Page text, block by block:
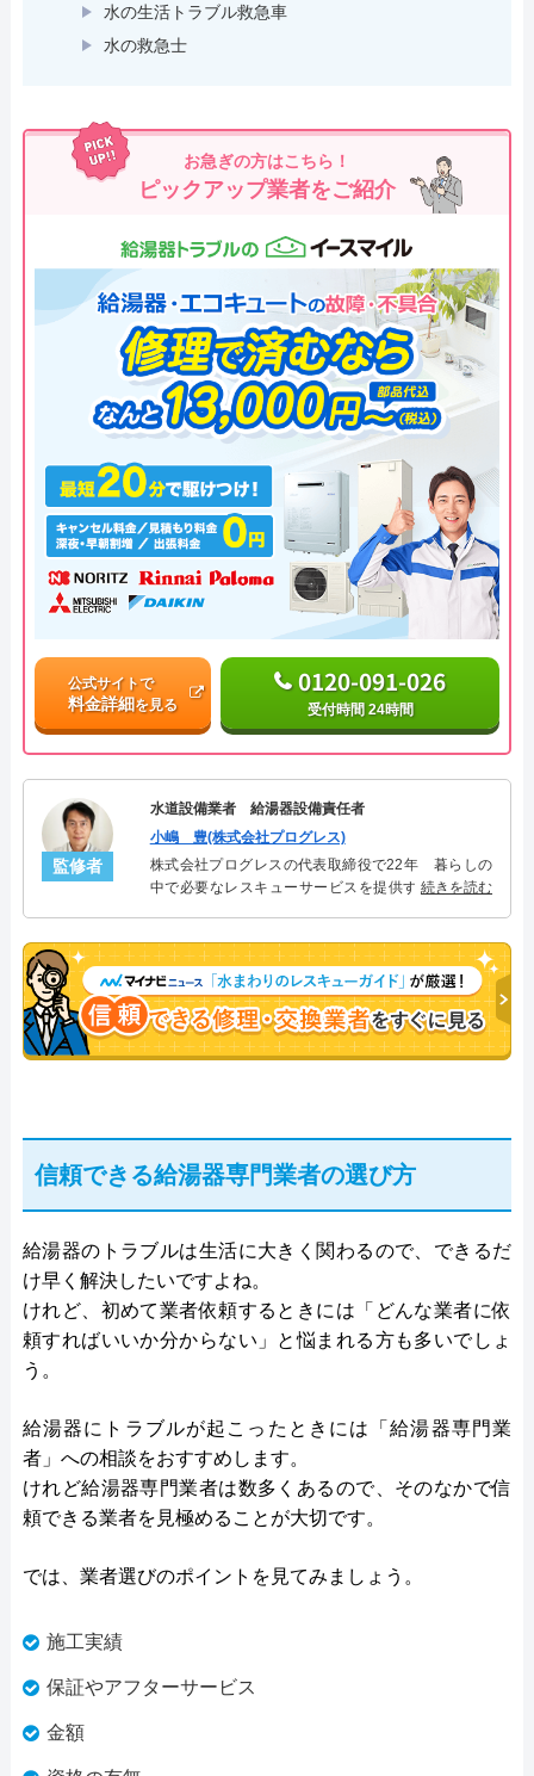
水の生活トラブル救急車
水の救急士
お急ぎの方はこちら！
ピックアップ業者をご紹介
公式サイトで
料金詳細を見る
0120-091-026
受付時間 24時間
監修者
水道設備業者 給湯器設備責任者
小嶋 豊(株式会社プログレス)
株式会社プログレスの代表取締役で22年 暮らしの
中で必要なレスキューサービスを提供する株式会社
決。多くのお客様に信頼される「給湯器」のスペシ
ャリスト。
続きを読む
信頼できる給湯器専門業者の選び方
給湯器のトラブルは生活に大きく関わるので、できるだ
け早く解決したいですよね。
けれど、初めて業者依頼するときには「どんな業者に依
頼すればいいか分からない」と悩まれる方も多いでしょ
う。
給湯器にトラブルが起こったときには「給湯器専門業
者」への相談をおすすめします。
けれど給湯器専門業者は数多くあるので、そのなかで信
頼できる業者を見極めることが大切です。
では、業者選びのポイントを見てみましょう。
施工実績
保証やアフターサービス
金額